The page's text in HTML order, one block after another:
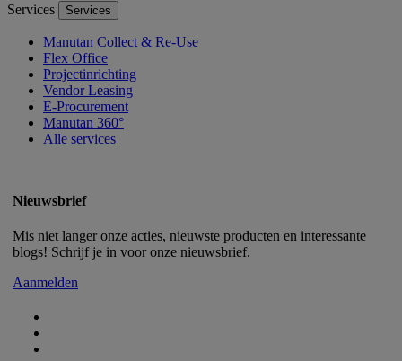
Services Services
Manutan Collect & Re-Use
Flex Office
Projectinrichting
Vendor Leasing
E-Procurement
Manutan 360°
Alle services
Nieuwsbrief
Mis niet langer onze acties, nieuwste producten en interessante
blogs! Schrijf je in voor onze nieuwsbrief.
Aanmelden